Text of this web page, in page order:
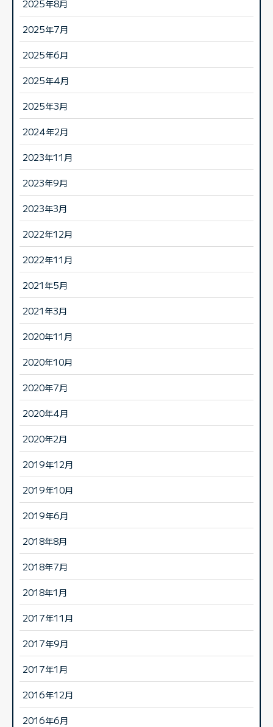
2025年8月
2025年7月
2025年6月
2025年4月
2025年3月
2024年2月
2023年11月
2023年9月
2023年3月
2022年12月
2022年11月
2021年5月
2021年3月
2020年11月
2020年10月
2020年7月
2020年4月
2020年2月
2019年12月
2019年10月
2019年6月
2018年8月
2018年7月
2018年1月
2017年11月
2017年9月
2017年1月
2016年12月
2016年6月